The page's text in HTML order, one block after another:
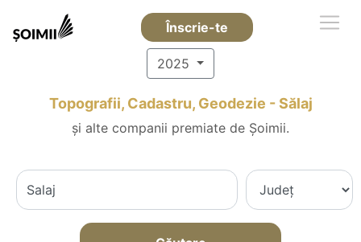
Înscrie-te
2025
Topografii, Cadastru, Geodezie - Sălaj
și alte companii premiate de Șoimii.